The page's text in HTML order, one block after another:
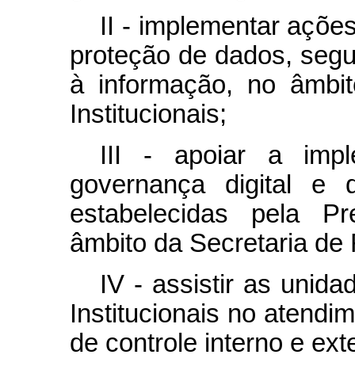
II - implementar
proteção de dados,
à informação, no
Institucionais;
III - apoiar a
governança digital e
estabelecidas pela
âmbito da Secretaria
IV - assistir as
Institucionais no
de controle interno e